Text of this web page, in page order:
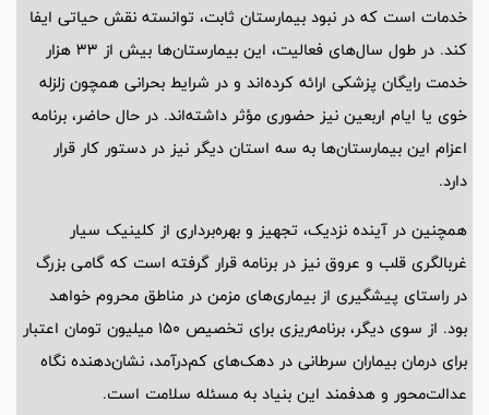
خدمات است که در نبود بیمارستان ثابت، توانسته نقش حیاتی ایفا
کند. در طول سال‌های فعالیت، این بیمارستان‌ها بیش از 33 هزار
خدمت رایگان پزشکی ارائه کرده‌اند و در شرایط بحرانی همچون زلزله
خوی یا ایام اربعین نیز حضوری مؤثر داشته‌اند. در حال حاضر، برنامه
اعزام این بیمارستان‌ها به سه استان دیگر نیز در دستور کار قرار
دارد.
همچنین در آینده نزدیک، تجهیز و بهره‌برداری از کلینیک سیار
غربالگری قلب و عروق نیز در برنامه قرار گرفته است که گامی بزرگ
در راستای پیشگیری از بیماری‌های مزمن در مناطق محروم خواهد
بود. از سوی دیگر، برنامه‌ریزی برای تخصیص 150 میلیون تومان اعتبار
برای درمان بیماران سرطانی در دهک‌های کم‌درآمد، نشان‌دهنده نگاه
عدالت‌محور و هدفمند این بنیاد به مسئله سلامت است.